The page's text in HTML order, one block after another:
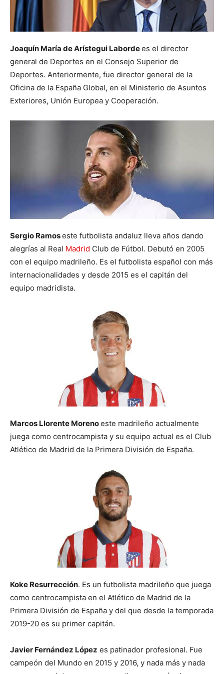
Joaquín María de Arístegui Labordees el director
general de Deportes en el Consejo Superior de
Deportes. Anteriormente, fue director general de la
Oficina de la España Global, en el Ministerio de Asuntos
Exteriores, Unión Europea y Cooperación.
Sergio Ramoseste futbolista andaluz lleva años dando
alegrías al Real Madrid Club de Fútbol. Debutó en 2005
con el equipo madrileño. Es el futbolista español con más
internacionalidades y desde 2015 es el capitán del
equipo madridista.
Marcos Llorente Morenoeste madrileño actualmente
juega como centrocampista y su equipo actual es el Club
Atlético de Madrid de la Primera División de España.
Koke Resurrección. Es un futbolista madrileño que juega
como centrocampista en el Atlético de Madrid de la
Primera División de España y del que desde la temporada
2019-20 es su primer capitán.
Javier Fernández López es patinador profesional. Fue
campeón del Mundo en 2015 y 2016, y nada más y nada